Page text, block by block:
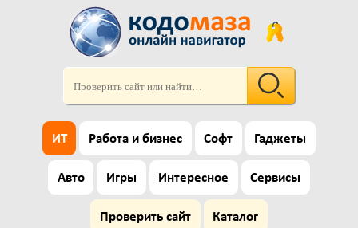
ИТ Работа и бизнес Софт Гаджеты
Авто Игры Интересное Сервисы
Проверить сайт Каталог